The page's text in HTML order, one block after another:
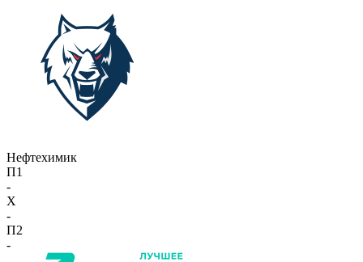
Нефтехимик
П1
-
X
-
П2
-